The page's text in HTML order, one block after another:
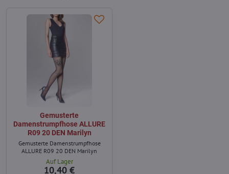
Gemusterte
Damenstrumpfhose ALLURE
R09 20 DEN Marilyn
Gemusterte Damenstrumpfhose
ALLURE R09 20 DEN Marilyn
Auf Lager
10,40 €